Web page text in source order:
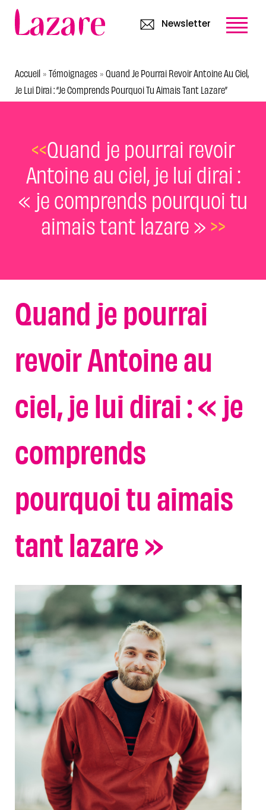
Newsletter
Accueil » Témoignages » Quand Je Pourrai Revoir Antoine Au Ciel,
Je Lui Dirai : “je Comprends Pourquoi Tu Aimais Tant Lazare”
<<Quand je pourrai revoir
Antoine au ciel, je lui dirai :
« je comprends pourquoi tu
aimais tant lazare »>>
Quand je pourrai
revoir Antoine au
ciel, je lui dirai : « je
comprends
pourquoi tu aimais
tant lazare »